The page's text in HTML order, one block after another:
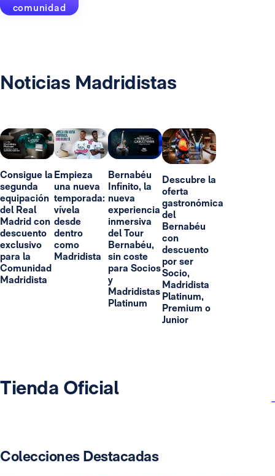
comunidad
Noticias Madridistas
Consigue la
segunda
equipación
del Real
Madrid con
descuento
exclusivo
para la
Comunidad
Madridista
Empieza
una nueva
temporada:
vívela
desde
dentro
como
Madridista
Bernabéu
Infinito, la
nueva
experiencia
inmersiva
del Tour
Bernabéu,
sin coste
para Socios
y
Madridistas
Platinum
Descubre la
oferta
gastronómica
del
Bernabéu
con
descuento
por ser
Socio,
Madridista
Platinum,
Premium o
Junior
Tienda Oficial
Colecciones Destacadas